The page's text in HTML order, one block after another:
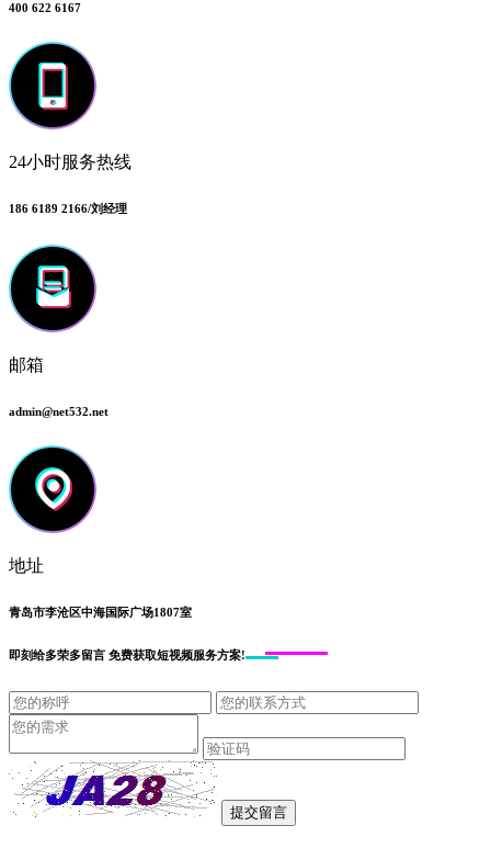
400 622 6167
24小时服务热线
186 6189 2166/刘经理
邮箱
admin@net532.net
地址
青岛市李沧区中海国际广场1807室
即刻给多荣多留言 免费获取短视频服务方案!